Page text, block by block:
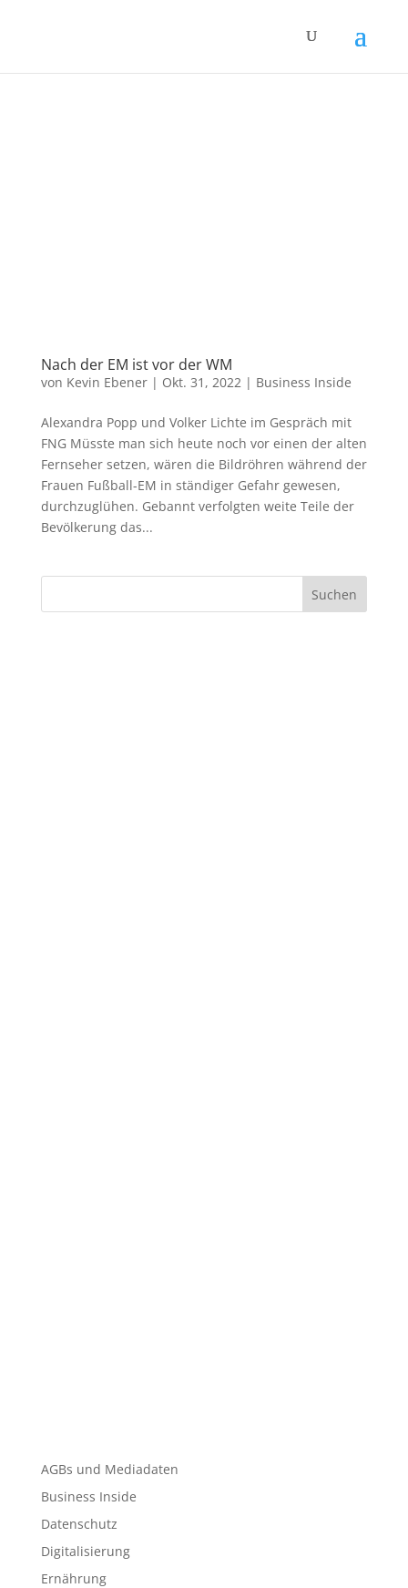
Nach der EM ist vor der WM
von Kevin Ebener| Okt. 31, 2022| Business Inside
Alexandra Popp und Volker Lichte im Gespräch mit
FNG Müsste man sich heute noch vor einen der alten
Fernseher setzen, wären die Bildröhren während der
Frauen Fußball-EM in ständiger Gefahr gewesen,
durchzuglühen. Gebannt verfolgten weite Teile der
Bevölkerung das...
Suchen
AGBs und Mediadaten
Business Inside
Datenschutz
Digitalisierung
Ernährung